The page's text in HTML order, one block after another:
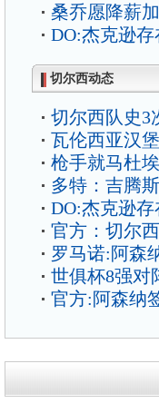
桑乔愿降薪
DO:杰克逊
切尔西动态
切尔西队史3
瓦伦西亚汉
枪手就马杜
多特：吉腾
DO:杰克逊
官方：切尔
罗马诺:阿森
世俱杯8强对
官方:阿森纳